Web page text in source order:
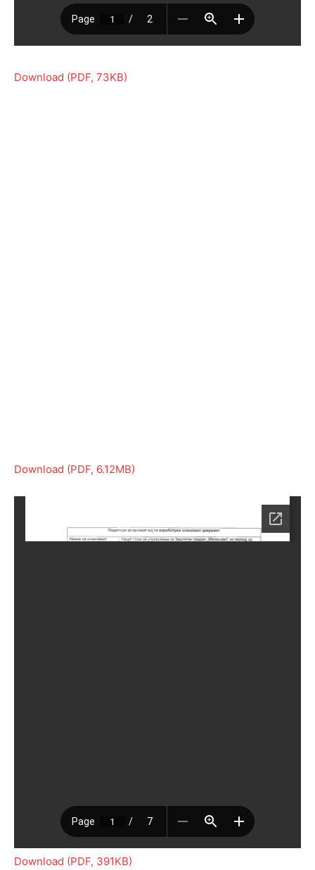
Download (PDF, 73KB)
Download (PDF, 6.12MB)
Download (PDF, 391KB)